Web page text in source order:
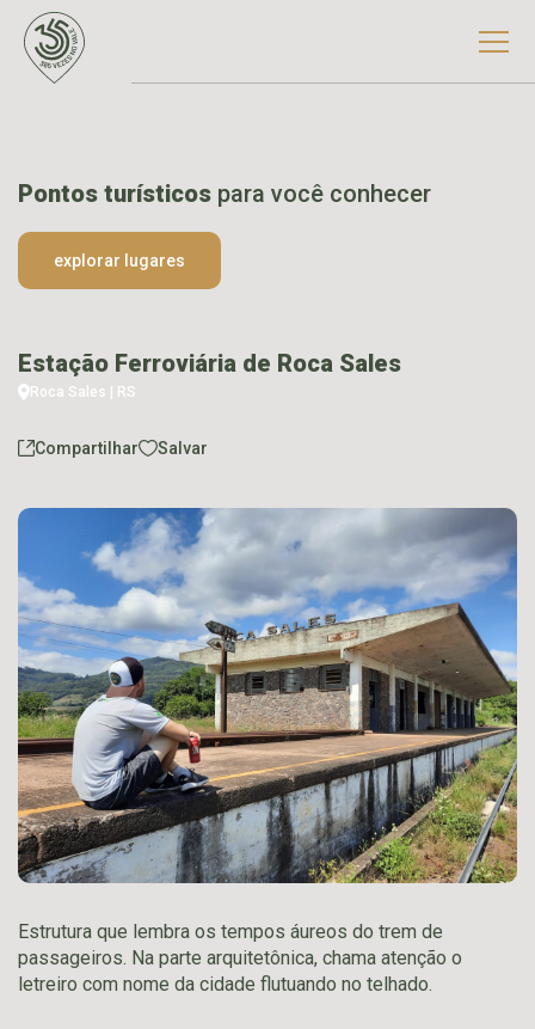
Pontos turísticos para você conhecer
explorar lugares
Estação Ferroviária de Roca Sales
Roca Sales | RS
Compartilhar Salvar
Estrutura que lembra os tempos áureos do trem de
passageiros. Na parte arquitetônica, chama atenção o
letreiro com nome da cidade flutuando no telhado.